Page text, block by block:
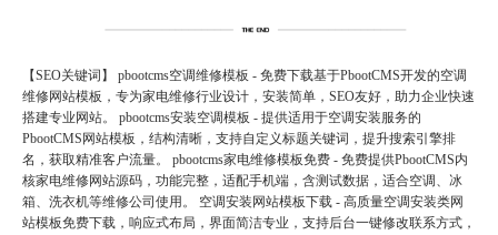
【SEO关键词】 pbootcms空调维修模板 - 免费下载基于PbootCMS开发的空调
维修网站模板，专为家电维修行业设计，安装简单，SEO友好，助力企业快速
搭建专业网站。 pbootcms安装空调模板 - 提供适用于空调安装服务的
PbootCMS网站模板，结构清晰，支持自定义标题关键词，提升搜索引擎排
名，获取精准客户流量。 pbootcms家电维修模板免费 - 免费提供PbootCMS内
核家电维修网站源码，功能完整，适配手机端，含测试数据，适合空调、冰
箱、洗衣机等维修公司使用。 空调安装网站模板下载 - 高质量空调安装类网
站模板免费下载，响应式布局，界面简洁专业，支持后台一键修改联系方式，